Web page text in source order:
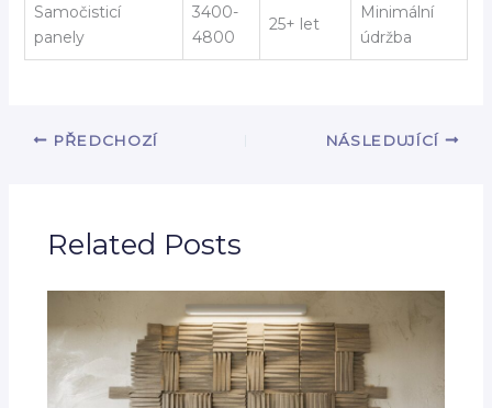
Samočisticí
panely
3400-
4800
25+ let
Minimální
údržba
PŘEDCHOZÍ NÁSLEDUJÍCÍ
Related Posts